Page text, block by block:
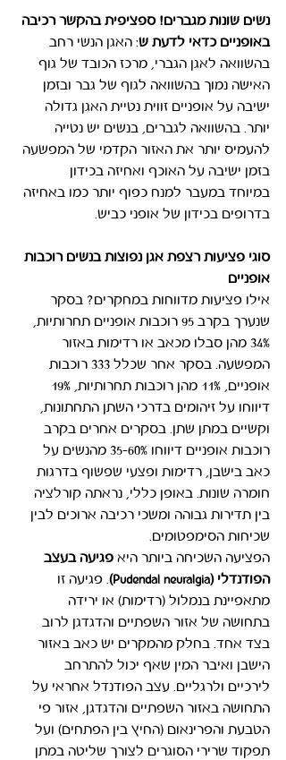
נשים שונות מגברים! ספציפית בהקשר רכיבה
באופניים כדאי לדעת ש: האגן הנשי רחב
בהשוואה לאגן הגברי, מרכז הכובד של גוף
האישה נמוך בהשוואה לגוף של גבר ובזמן
ישיבה על אופניים זווית נטיית האגן גדולה
יותר. בהשוואה לגברים, בנשים יש נטייה
להעמיס יותר את האזור הקדמי של המפשעה
בזמן ישיבה על האוכף ואחיזה בכידון –
במיוחד במעבר למנח כפוף יותר כמו באחיזה
בדרופים בכידון של אופני כביש.
סוגי פציעות רצפת אגן נפוצות בנשים רוכבות
אופניים
אילו פציעות מדווחות במחקרים? בסקר
שנערך בקרב 95 רוכבות אופניים תחרותיות,
34% מהן סבלו מכאב או רדימות באזור
המפשעה. בסקר אחר שכלל 333 רוכבות
דיווחו על זיהומים בדרכי השתן התחתונות,
וקשיים במתן שתן. בסקרים אחרים בקרב
רוכבות אופניים דיווחו 35-60% מהנשים על
כאב בישבן, רדימות ופצעי שפשוף בדרגות
חומרה שונות. באופן כללי, נראתה קורלציה
בין תדירות גבוהה ומשכי רכיבה ארוכים לבין
שכיחות הסימפטומים.
הפציעה השכיחה ביותר היא פגיעה בעצב
הפודנדלי (Pudendal neuralgia)
. פגיעה זו
מתאפיינת בנמלול (רדימות) או ירידה
בתחושה של אזור השפתיים והדגדגן לרוב
בצד אחד. בחלק מהמקרים יש כאב באזור
הישבן ואיבר המין שאף יכול להתרחב
לירכיים ולרגליים. עצב הפודנדל אחראי על
התחושה באזור השפתיים והדגדגן, אזור פי
הטבעת והפרינאום (החיץ בין הפתחים) ועל
תפקוד שרירי הסוגרים לצורך שליטה במתן